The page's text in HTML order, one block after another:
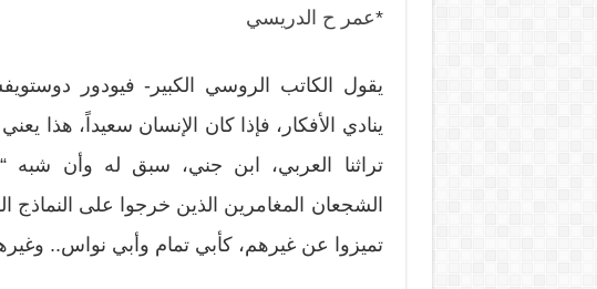
*عمر ح الدريسي
يقول الكاتب الروسي الكبير- فيودور
ينادي الأفكار، فإذا كان الإنسان سعيداً، هذا
تراثنا العربي، ابن جني، سبق له وأن شبه
الشجعان المغامرين الذين خرجوا على النماذج
تميزوا عن غيرهم، كأبي تمام وأبي نواس..